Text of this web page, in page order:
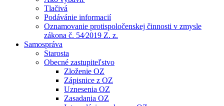
Tlačivá
Podávánie informacií
Oznamovanie protispoločenskej činnosti v zmysle
zákona č. 54⁄2019 Z. z.
Samospráva
Starosta
Obecné zastupiteľstvo
Zloženie OZ
Zápisnice z OZ
Uznesenia OZ
Zasadania OZ